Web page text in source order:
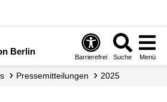
Berlin
Barrierefrei Suche Menü
Presse­mitteilungen 2025